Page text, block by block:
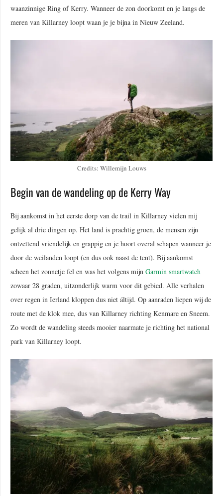
waanzinnige Ring of Kerry. Wanneer de zon doorkomt en je langs de
meren van Killarney loopt waan je je bijna in Nieuw Zeeland.
Credits: Willemijn Louws
Begin van de wandeling op de Kerry Way
Bij aankomst in het eerste dorp van de trail in Killarney vielen mij
gelijk al drie dingen op. Het land is prachtig groen, de mensen zijn
ontzettend vriendelijk en grappig en je hoort overal schapen wanneer je
door de weilanden loopt (en dus ook naast de tent). Bij aankomst
scheen het zonnetje fel en was het volgens mijn Garmin smartwatch
zowaar 28 graden, uitzonderlijk warm voor dit gebied. Alle verhalen
over regen in Ierland kloppen dus niet áltijd. Op aanraden liepen wij de
route met de klok mee, dus van Killarney richting Kenmare en Sneem.
Zo wordt de wandeling steeds mooier naarmate je richting het national
park van Killarney loopt.